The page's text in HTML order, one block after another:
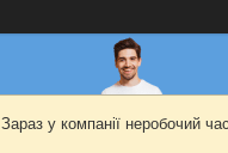
Зараз у компанії неробочий